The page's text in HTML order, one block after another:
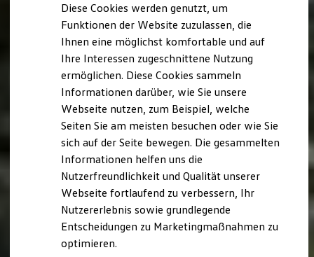
Für Privatkunden
Für Gewerbekunden
Leasing
Für Privatkunden
Für Gewerbekunden
Versicherungen & Garantien
Garantien
Kfz-Versicherung für Nutzfahrzeuge
Restschuldversicherung
Wartungsverträge
Besitzer & Service
Reparatur & Service
Sommer-Special
Reparatur, Pflege & Inspektion
Servicetermin anfragen
Service-Vorteile bei Volkswagen Nutzfahrzeuge
ServicePlus
Economy Service
Räder & Reifen Service
Ersatzfahrzeuge
Diese Cookies werden genutzt, um
Funktionen der Website zuzulassen, die
Ihnen eine möglichst komfortable und auf
Ihre Interessen zugeschnittene Nutzung
ermöglichen. Diese Cookies sammeln
Informationen darüber, wie Sie unsere
Webseite nutzen, zum Beispiel, welche
Seiten Sie am meisten besuchen oder wie Sie
sich auf der Seite bewegen. Die gesammelten
Informationen helfen uns die
Nutzerfreundlichkeit und Qualität unserer
Webseite fortlaufend zu verbessern, Ihr
Nutzererlebnis sowie grundlegende
Entscheidungen zu Marketingmaßnahmen zu
optimieren.